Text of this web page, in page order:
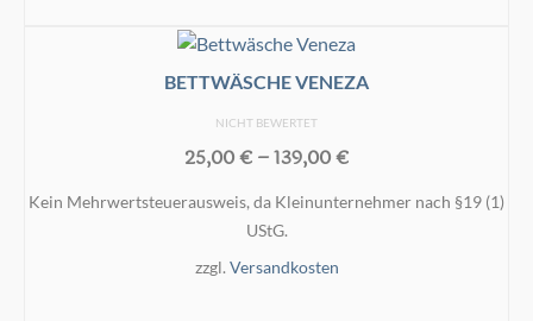
Dieses
weist
mehrere
Varianten
Die
Optionen
können
BETTWÄSCHE VENEZA
NICHT BEWERTET
25,00€ –139,00€
Kein Mehrwertsteuerausweis, da Kleinunternehmer nach §19 (1)
UStG.
zzgl. Versandkosten